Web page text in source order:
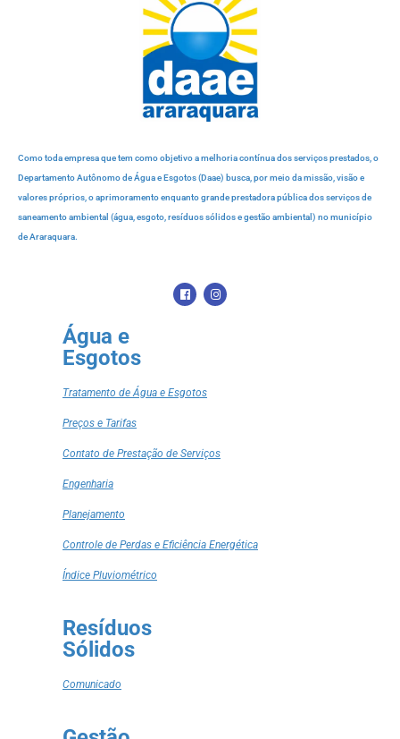
Como toda empresa que tem como objetivo a melhoria contínua dos serviços prestados, o
Departamento Autônomo de Água e Esgotos (Daae) busca, por meio da missão, visão e
valores próprios, o aprimoramento enquanto grande prestadora pública dos serviços de
saneamento ambiental (água, esgoto, resíduos sólidos e gestão ambiental) no município
de Araraquara.
Água e
Esgotos
Tratamento de Água e Esgotos
Preços e Tarifas
Contato de Prestação de Serviços
Engenharia
Planejamento
Controle de Perdas e Eficiência Energética
Índice Pluviométrico
Resíduos
Sólidos
Comunicado